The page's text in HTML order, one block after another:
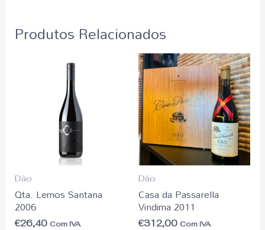
Produtos Relacionados
Dão
Qta. Lemos Santana
2006
€26,40 Com IVA
Dão
Casa da Passarella
Vindima 2011
€312,00 Com IVA